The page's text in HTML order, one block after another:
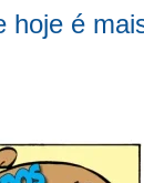
hoje é